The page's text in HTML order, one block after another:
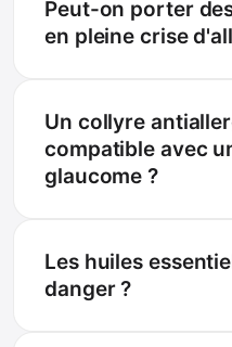
Peut-on porter
en pleine crise
Un collyre
compatible avec
glaucome ?
Les huiles
danger ?